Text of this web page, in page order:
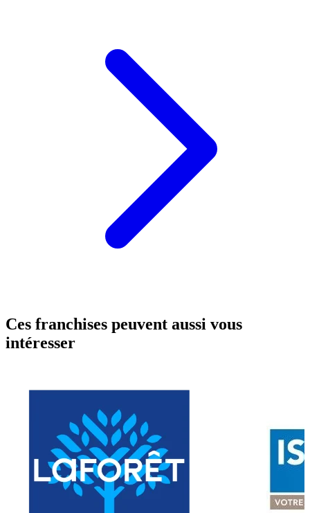
Ces franchises peuvent aussi vous
intéresser